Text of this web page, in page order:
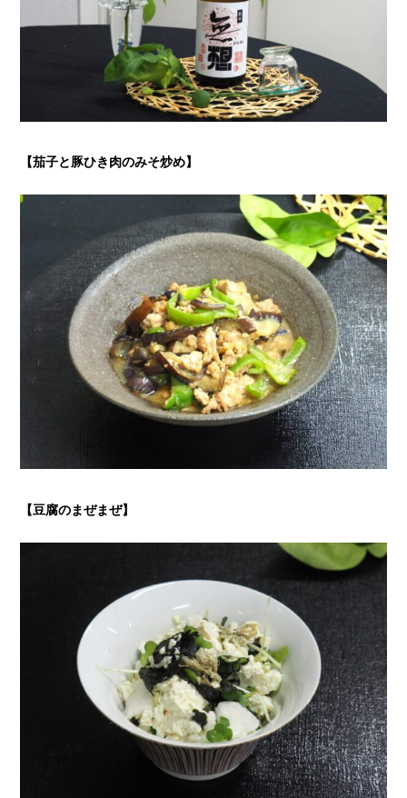
【茄子と豚ひき肉のみそ炒め】
【豆腐のまぜまぜ】